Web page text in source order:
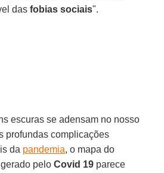
dasfobias sociais".
escuras se adensam no nosso
profundas complicações
da pandemia, o mapa do
gerado peloCovid 19 parece